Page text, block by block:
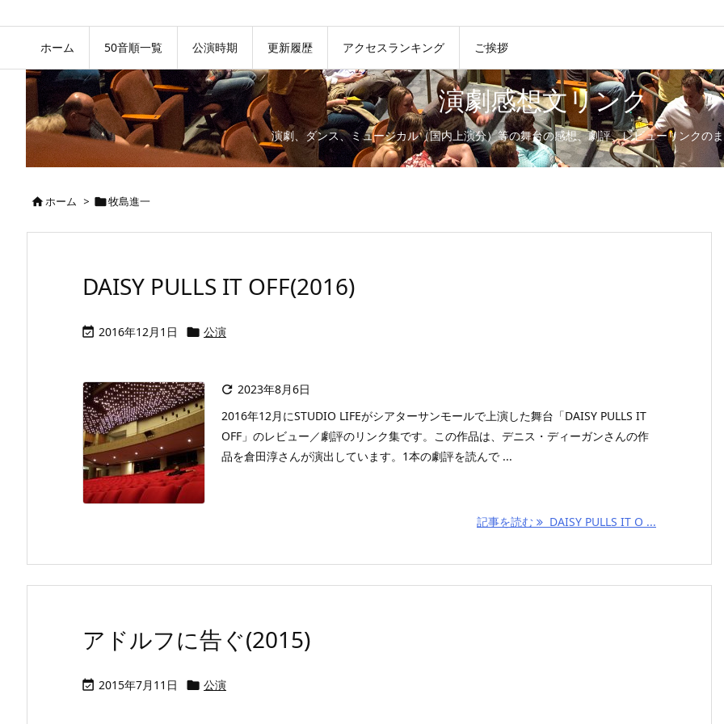
ホーム 50音順一覧 公演時期 更新履歴 アクセスランキング ご挨拶
演劇感想文リンク
演劇、ダンス、ミュージカル（国内上演分）等の舞台の感想、劇評、レビューリンクの
ホーム > 牧島進一
DAISY PULLS IT OFF(2016)
 2016年12月1日  公演
 2023年8月6日
2016年12月にSTUDIO LIFEがシアターサンモールで上演した舞台「DAISY PULLS IT
OFF」のレビュー／劇評のリンク集です。この作品は、デニス・ディーガンさんの作
品を倉田淳さんが演出しています。1本の劇評を読んで ...
記事を読む DAISY PULLS IT O ...
アドルフに告ぐ(2015)
 2015年7月11日  公演